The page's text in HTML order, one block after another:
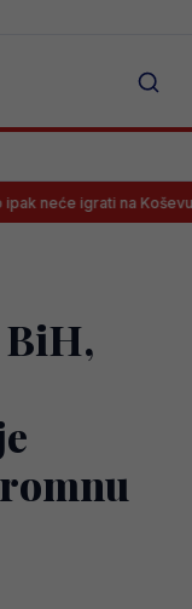
igrati na Koševu, evo